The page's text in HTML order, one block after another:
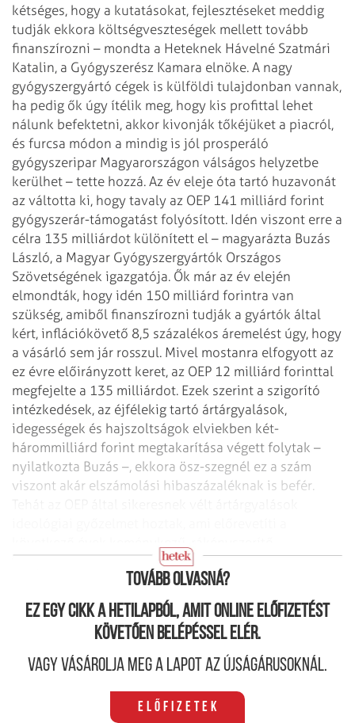
kétséges, hogy a kutatásokat, fejlesztéseket meddig
tudják ekkora költségveszteségek mellett tovább
finanszírozni – mondta a Heteknek Hávelné Szatmári
Katalin, a Gyógyszerész Kamara elnöke. A nagy
gyógyszergyártó cégek is külföldi tulajdonban vannak,
ha pedig ők úgy ítélik meg, hogy kis profittal lehet
nálunk befektetni, akkor kivonják tőkéjüket a piacról,
és furcsa módon a mindig is jól prosperáló
gyógyszeripar Magyarországon válságos helyzetbe
kerülhet – tette hozzá. Az év eleje óta tartó huzavonát
az váltotta ki, hogy tavaly az OEP 141 milliárd forint
gyógyszerár-támogatást folyósított. Idén viszont erre a
célra 135 milliárdot különített el – magyarázta Buzás
László, a Magyar Gyógyszergyártók Országos
Szövetségének igazgatója. Ők már az év elején
elmondták, hogy idén 150 milliárd forintra van
szükség, amiből finanszírozni tudják a gyártók által
kért, inflációkövető 8,5 százalékos áremelést úgy, hogy
a vásárló sem jár rosszul. Mivel mostanra elfogyott az
ez évre előirányzott keret, az OEP 12 milliárd forinttal
megfejelte a 135 milliárdot. Ezek szerint a szigorító
intézkedések, az éjfélekig tartó ártárgyalások,
idegességek és hajszoltságok elviekben két-
hárommilliárd forint megtakarítása végett folytak –
nyilatkozta Buzás –, ekkora ösz-szegnél ez a szám
viszont akár elszámolási hibaszázaléknak is befér.
tárgyalástechnikáját.
Tovább olvasná?
Ez egy cikk a hetilapból, amit online előfizetést
követően belépéssel elér.
Vagy vásárolja meg a lapot az újságárusoknál.
Előfizetek